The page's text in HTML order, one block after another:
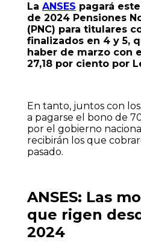
La ANSES pagará
de 2024 Pensiones
(PNC) para titulares
finalizados en 4 y 5,
haber de marzo con
27,18 por ciento por
En tanto, juntos con
a pagarse el bono de
por el gobierno
recibirán los que
pasado.
ANSES: Las
que rigen
2024